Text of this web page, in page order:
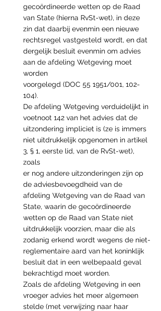
gecoördineerde wetten op de Raad
van State (hierna RvSt-wet), in deze
zin dat daarbij evenmin een nieuwe
rechtsregel vastgesteld wordt, en dat
dergelijk besluit evenmin om advies
aan de afdeling Wetgeving moet
worden
voorgelegd (DOC 55 1951/001, 102-
104).
De afdeling Wetgeving verduidelijkt in
voetnoot 142 van het advies dat de
uitzondering impliciet is (ze is immers
niet uitdrukkelijk opgenomen in artikel
3, § 1, eerste lid, van de RvSt-wet),
zoals
er nog andere uitzonderingen zijn op
de adviesbevoegdheid van de
afdeling Wetgeving van de Raad van
State, waarin de gecoördineerde
wetten op de Raad van State niet
uitdrukkelijk voorzien, maar die als
zodanig erkend wordt wegens de niet-
reglementaire aard van het koninklijk
besluit dat in een welbepaald geval
bekrachtigd moet worden.
Zoals de afdeling Wetgeving in een
vroeger advies het meer algemeen
stelde (met verwijzing naar haar